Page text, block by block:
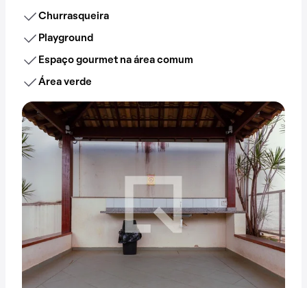
Churrasqueira
Playground
Espaço gourmet na área comum
Área verde